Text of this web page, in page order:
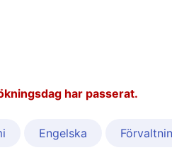
har passerat.
Engelska